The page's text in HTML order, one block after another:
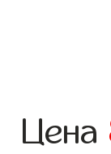
Цена